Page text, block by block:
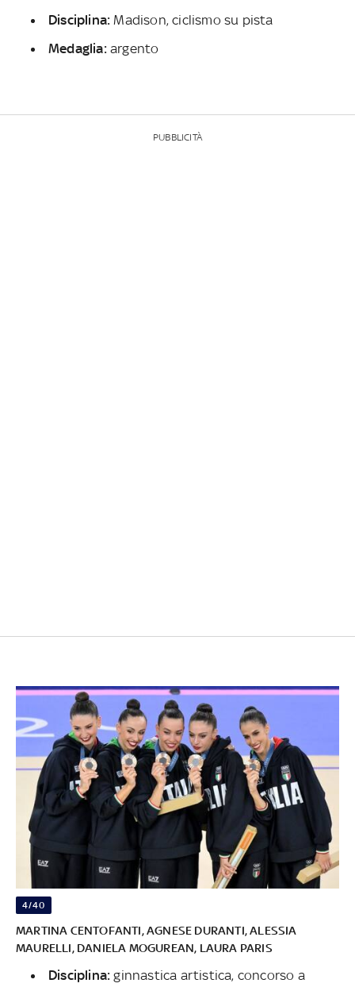
Disciplina: Madison, ciclismo su pista
Medaglia: argento
PUBBLICITÀ
4/40
MARTINA CENTOFANTI, AGNESE DURANTI, ALESSIA
MAURELLI, DANIELA MOGUREAN, LAURA PARIS
Disciplina:ginnastica artistica, concorso a